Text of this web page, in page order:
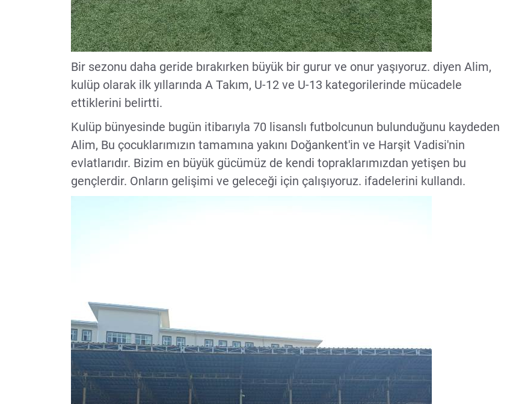
Bir sezonu daha geride bırakırken büyük bir gurur ve onur yaşıyoruz. diyen Alim,
kulüp olarak ilk yıllarında A Takım, U-12 ve U-13 kategorilerinde mücadele
ettiklerini belirtti.
Kulüp bünyesinde bugün itibarıyla 70 lisanslı futbolcunun bulunduğunu kaydeden
Alim, Bu çocuklarımızın tamamına yakını Doğankent'in ve Harşit Vadisi'nin
evlatlarıdır. Bizim en büyük gücümüz de kendi topraklarımızdan yetişen bu
gençlerdir. Onların gelişimi ve geleceği için çalışıyoruz. ifadelerini kullandı.